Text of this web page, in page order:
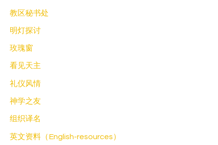
教区秘书处
明灯探讨
玫瑰窗
看见天主
礼仪风情
神学之友
组织译名
英文资料（English-resources）